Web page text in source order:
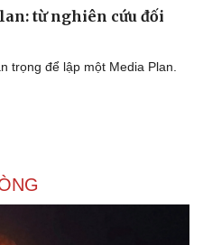
từ nghiên cứu đối
trọng để lập một Media Plan.